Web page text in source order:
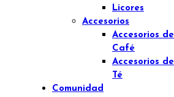
Licores
Accesorios
Accesorios de
Café
Accesorios de
Té
Comunidad